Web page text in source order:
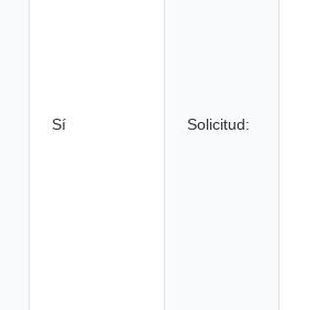
Sí Solicitud: